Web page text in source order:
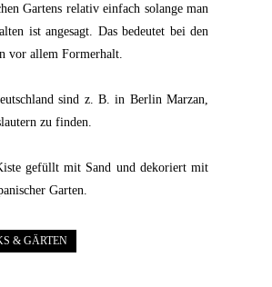
Gartens relativ einfach solange man
ist angesagt. Das bedeutet bei den
vor allem Formerhalt.
sind z. B. in Berlin Marzan,
zu finden.
gefüllt mit Sand und dekoriert mit
Garten.
& GÄRTEN